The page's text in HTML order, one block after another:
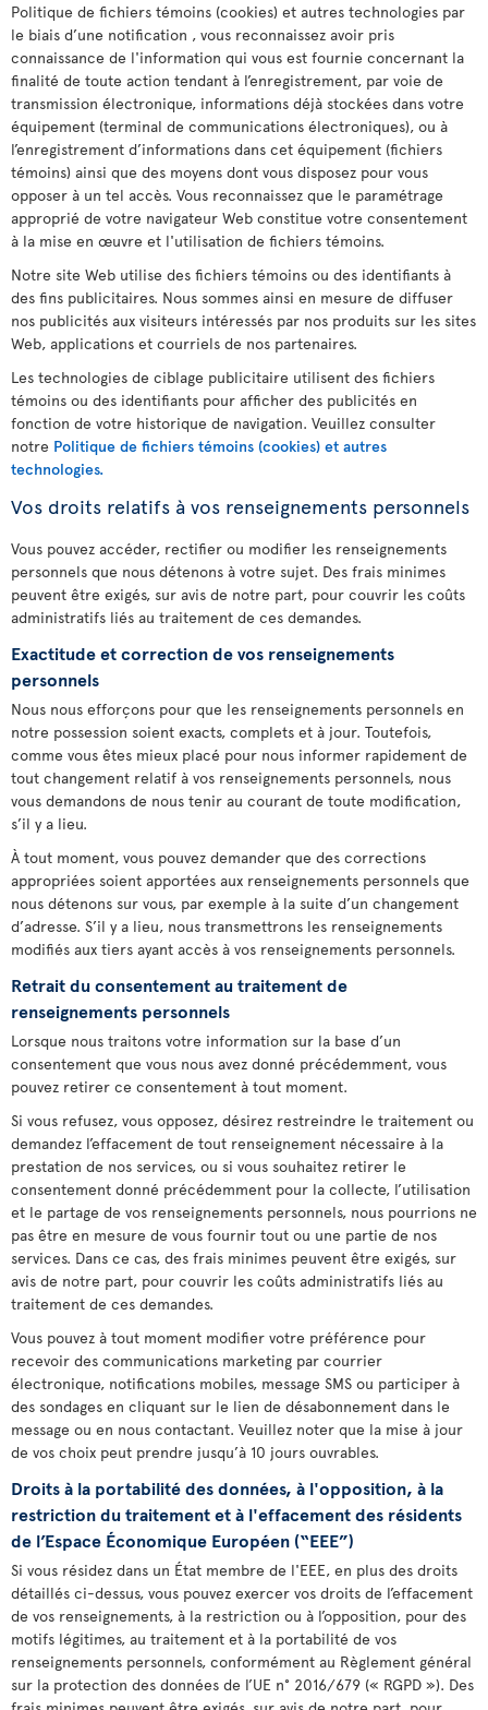
Politique de fichiers témoins (cookies) et autres technologies par
le biais d’une notification , vous reconnaissez avoir pris
connaissance de l'information qui vous est fournie concernant la
finalité de toute action tendant à l’enregistrement, par voie de
transmission électronique, informations déjà stockées dans votre
équipement (terminal de communications électroniques), ou à
l’enregistrement d’informations dans cet équipement (fichiers
témoins) ainsi que des moyens dont vous disposez pour vous
opposer à un tel accès. Vous reconnaissez que le paramétrage
approprié de votre navigateur Web constitue votre consentement
à la mise en œuvre et l'utilisation de fichiers témoins.
Notre site Web utilise des fichiers témoins ou des identifiants à
des fins publicitaires. Nous sommes ainsi en mesure de diffuser
nos publicités aux visiteurs intéressés par nos produits sur les sites
Web, applications et courriels de nos partenaires.
Les technologies de ciblage publicitaire utilisent des fichiers
témoins ou des identifiants pour afficher des publicités en
fonction de votre historique de navigation. Veuillez consulter
notre Politique de fichiers témoins (cookies) et autres
technologies.
Vos droits relatifs à vos renseignements personnels
Vous pouvez accéder, rectifier ou modifier les renseignements
personnels que nous détenons à votre sujet. Des frais minimes
peuvent être exigés, sur avis de notre part, pour couvrir les coûts
administratifs liés au traitement de ces demandes.
Exactitude et correction de vos renseignements
personnels
Nous nous efforçons pour que les renseignements personnels en
notre possession soient exacts, complets et à jour. Toutefois,
comme vous êtes mieux placé pour nous informer rapidement de
tout changement relatif à vos renseignements personnels, nous
vous demandons de nous tenir au courant de toute modification,
s’il y a lieu.
À tout moment, vous pouvez demander que des corrections
appropriées soient apportées aux renseignements personnels que
nous détenons sur vous, par exemple à la suite d’un changement
d’adresse. S’il y a lieu, nous transmettrons les renseignements
modifiés aux tiers ayant accès à vos renseignements personnels.
Retrait du consentement au traitement de
renseignements personnels
Lorsque nous traitons votre information sur la base d’un
consentement que vous nous avez donné précédemment, vous
pouvez retirer ce consentement à tout moment.
Si vous refusez, vous opposez, désirez restreindre le traitement ou
demandez l’effacement de tout renseignement nécessaire à la
prestation de nos services, ou si vous souhaitez retirer le
consentement donné précédemment pour la collecte, l’utilisation
et le partage de vos renseignements personnels, nous pourrions ne
pas être en mesure de vous fournir tout ou une partie de nos
services. Dans ce cas, des frais minimes peuvent être exigés, sur
avis de notre part, pour couvrir les coûts administratifs liés au
traitement de ces demandes.
Vous pouvez à tout moment modifier votre préférence pour
recevoir des communications marketing par courrier
électronique, notifications mobiles, message SMS ou participer à
des sondages en cliquant sur le lien de désabonnement dans le
message ou en nous contactant. Veuillez noter que la mise à jour
de vos choix peut prendre jusqu’à 10 jours ouvrables.
Droits à la portabilité des données, à l'opposition, à la
restriction du traitement et à l'effacement des résidents
de l’Espace Économique Européen (“EEE”)
Si vous résidez dans un État membre de l'EEE, en plus des droits
détaillés ci-dessus, vous pouvez exercer vos droits de l’effacement
de vos renseignements, à la restriction ou à l’opposition, pour des
motifs légitimes, au traitement et à la portabilité de vos
renseignements personnels, conformément au Règlement général
sur la protection des données de l’UE n° 2016/679 (« RGPD »). Des